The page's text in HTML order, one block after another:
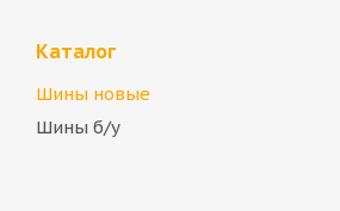
Каталог
Шины новые
Шины б/у